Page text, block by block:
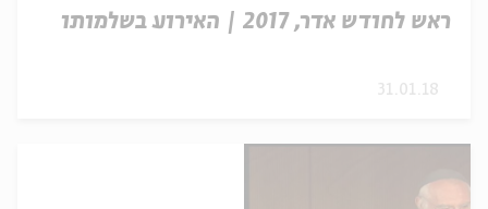
ראש לחודש אדר, 2017 | האירוע בשלמותו
31.01.18